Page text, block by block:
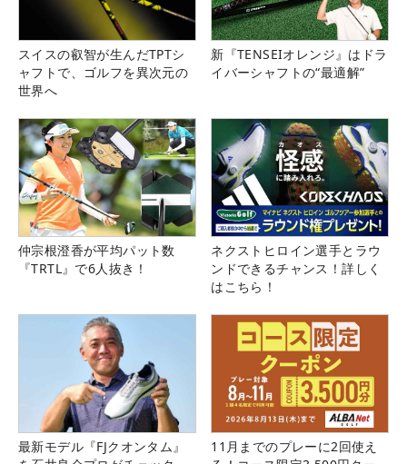
スイスの叡智が生んだTPTシ
ャフトで、ゴルフを異次元の
世界へ
新『TENSEIオレンジ』はドラ
イバーシャフトの“最適解”
仲宗根澄香が平均パット数
『TRTL』で6人抜き！
ネクストヒロイン選手とラウ
ンドできるチャンス！詳しく
はこちら！
最新モデル『FJクオンタム』
11月までのプレーに2回使え